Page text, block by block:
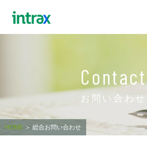
Contact
お問い合わせ
HOME ＞ 総合お問い合わせ